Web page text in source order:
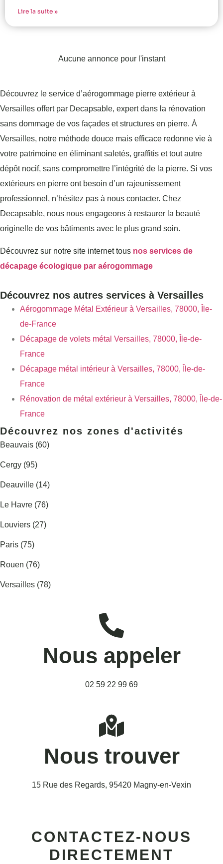
Lire la suite »
Aucune annonce pour l'instant
Découvrez le service d’aérogommage pierre extérieur à
Versailles offert par Decapsable, expert dans la rénovation
sans dommage de vos façades et structures en pierre. À
Versailles, notre méthode douce mais efficace redonne vie à
votre patrimoine en éliminant saletés, graffitis et tout autre
dépôt nocif, sans compromettre l’intégrité de la pierre. Si vos
extérieurs en pierre ont besoin d’un rajeunissement
professionnel, n’hésitez pas à nous contacter. Chez
Decapsable, nous nous engageons à restaurer la beauté
originelle de vos bâtiments avec le plus grand soin.
Découvrez sur notre site internet tous nos services de
décapage écologique par aérogommage
Découvrez nos autres services à Versailles
Aérogommage Métal Extérieur à Versailles, 78000, Île-
de-France
Décapage de volets métal Versailles, 78000, Île-de-
France
Décapage métal intérieur à Versailles, 78000, Île-de-
France
Rénovation de métal extérieur à Versailles, 78000, Île-de-
France
Découvrez nos zones d'activités
Beauvais (60)
Cergy (95)
Deauville (14)
Le Havre (76)
Louviers (27)
Paris (75)
Rouen (76)
Versailles (78)
Nous appeler
02 59 22 99 69
Nous trouver
15 Rue des Regards, 95420 Magny-en-Vexin
CONTACTEZ-NOUS
DIRECTEMENT